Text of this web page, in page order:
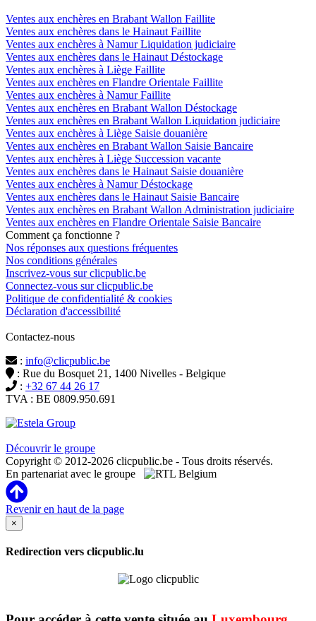
Ventes aux enchères en Brabant Wallon Faillite
Ventes aux enchères dans le Hainaut Faillite
Ventes aux enchères à Namur Liquidation judiciaire
Ventes aux enchères dans le Hainaut Déstockage
Ventes aux enchères à Liège Faillite
Ventes aux enchères en Flandre Orientale Faillite
Ventes aux enchères à Namur Faillite
Ventes aux enchères en Brabant Wallon Déstockage
Ventes aux enchères en Brabant Wallon Liquidation judiciaire
Ventes aux enchères à Liège Saisie douanière
Ventes aux enchères en Brabant Wallon Saisie Bancaire
Ventes aux enchères à Liège Succession vacante
Ventes aux enchères dans le Hainaut Saisie douanière
Ventes aux enchères à Namur Déstockage
Ventes aux enchères dans le Hainaut Saisie Bancaire
Ventes aux enchères en Brabant Wallon Administration judiciaire
Ventes aux enchères en Flandre Orientale Saisie Bancaire
Comment ça fonctionne ?
Nos réponses aux questions fréquentes
Nos conditions générales
Inscrivez-vous sur clicpublic.be
Connectez-vous sur clicpublic.be
Politique de confidentialité & cookies
Déclaration d'accessibilité
Contactez-nous
: info@clicpublic.be
: Rue du Bosquet 21, 1400 Nivelles - Belgique
: +32 67 44 26 17
TVA : BE 0809.950.691
Découvrir le groupe
Copyright © 2012-2026 clicpublic.be - Tous droits réservés.
En partenariat avec le groupe
Revenir en haut de la page
×
Redirection vers clicpublic.lu